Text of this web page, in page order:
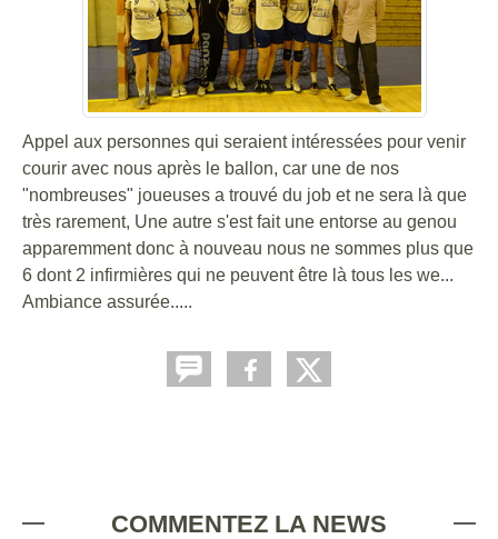
Appel aux personnes qui seraient intéressées pour venir
courir avec nous après le ballon, car une de nos
"nombreuses" joueuses a trouvé du job et ne sera là que
très rarement, Une autre s'est fait une entorse au genou
apparemment donc à nouveau nous ne sommes plus que
6 dont 2 infirmières qui ne peuvent être là tous les we...
Ambiance assurée.....
COMMENTEZ LA NEWS